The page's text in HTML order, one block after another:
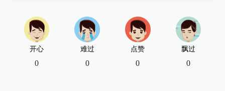
开心
0
难过
0
点赞
0
飘过
0